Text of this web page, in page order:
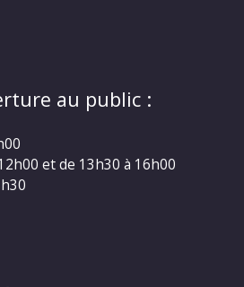
au public :
et de 13h30 à 16h00